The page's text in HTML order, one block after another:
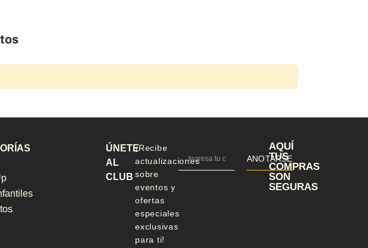
ÚNETE
AL
CLUB
¡Recibe
actualizaciones
sobre
eventos y
ofertas
especiales
exclusivas
para ti!
ANOTARSE
AQUÍ
TUS
COMPRAS
SON
SEGURAS